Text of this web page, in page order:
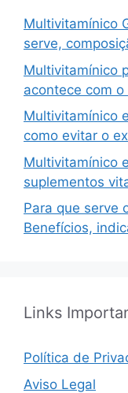
Multivitamínico
serve,
Multivitamínico
acontece com
Multivitamínico
como evitar o
Multivitamínico
suplementos
Para que serve
Benefícios,
Links
Política de
Aviso Legal